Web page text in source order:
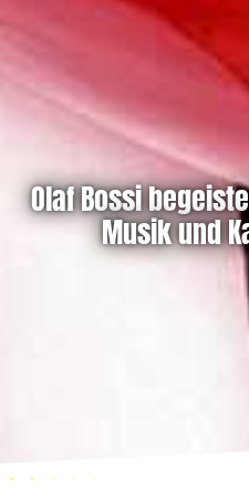
Olaf Bossi
Musik und